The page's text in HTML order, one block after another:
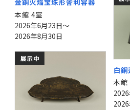
金銅火焔宝珠形舎利容器
本館 4室
2026年6月23日～
2026年8月30日
白
本館
展示中